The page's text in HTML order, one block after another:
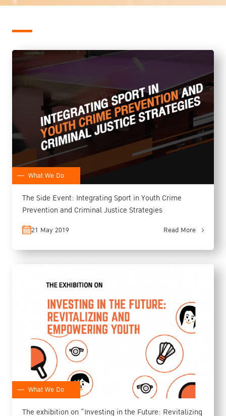
What We Do
The Side Event: Integrating Sport in Youth Crime
Prevention and Criminal Justice Strategies
21 May 2019 Read More
What We Do
The exhibition on “Investing in the Future: Revitalizing